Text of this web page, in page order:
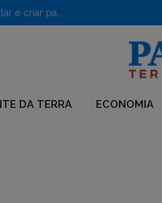
DA TERRA ECONOMIA